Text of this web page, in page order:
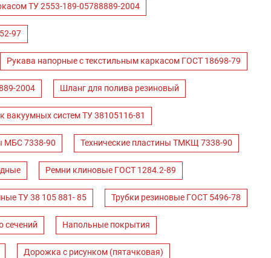
ТУ 2553-189-05788889-2004
97
Рукава напорные с текстильным каркасом ГОСТ 18698-79
2004 Шланг для полива резиновый
вакуумных систем ТУ 38105116-81
МБС 7338-90 Технические пластины ТМКЩ 7338-90
Ремни клиновые ГОСТ 1284.2-89
ТУ 38 105 881- 85 Трубки резиновые ГОСТ 5496-78
сечений Напольные покрытия
Дорожка с рисунком (пятачковая)